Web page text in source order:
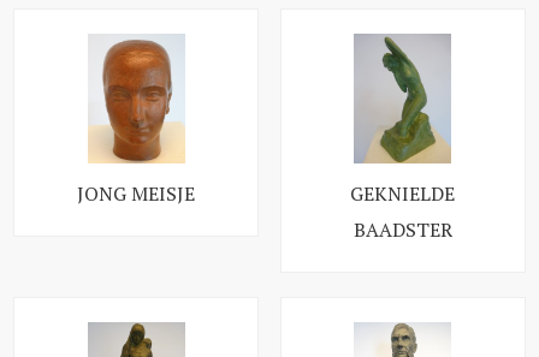
JONG MEISJE
GEKNIELDE
BAADSTER